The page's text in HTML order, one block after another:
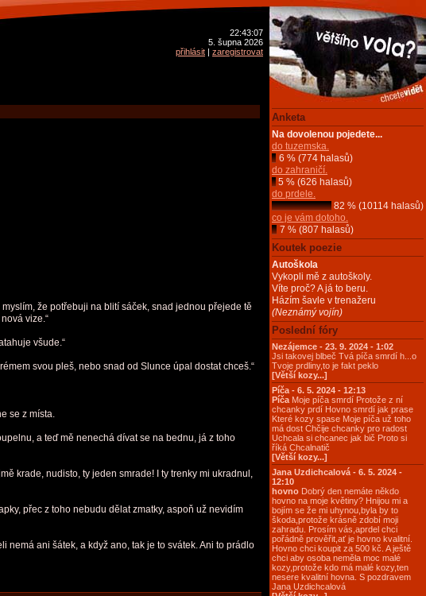
22:43:07
5. šupna 2026
přihlásit | zaregistrovat
že potřebuji na blití sáček, snad jednou přejede tě
vize.“
všude.“
svou pleš, nebo snad od Slunce úpal dostat chceš.“
se z místa.
a teď mě nenechá dívat se na bednu, já z toho
krade, nudisto, ty jeden smrade! I ty trenky mi ukradnul,
přec z toho nebudu dělat zmatky, aspoň už nevidím
ani šátek, a když ano, tak je to svátek. Ani to prádlo
Anketa
Na dovolenou pojedete...
do tuzemska.
6 % (774 halasů)
do zahraničí.
5 % (626 halasů)
do prdele.
82 % (10114 halasů)
co je vám dotoho.
7 % (807 halasů)
Koutek poezie
Autoškola
Vykopli mě z autoškoly.
Víte proč? A já to beru.
Házím šavle v trenažeru
(Neznámý vojín)
Poslední fóry
Nezájemce - 23. 9. 2024 - 1:02
Jsi takovej blbeč Tvá píča smrdí h...o
Tvoje prdliny,to je fakt peklo
[Větší kozy...]
Píča - 6. 5. 2024 - 12:13
Píča Moje píča smrdí Protože z ní
chcanky prdí Hovno smrdí jak prase
Které kozy spase Moje píča už toho
má dost Chčije chcanky pro radost
Uchcala si chcanec jak bič Proto si
říká Chcalnatič
[Větší kozy...]
Jana Uzdichcalová - 6. 5. 2024 -
12:10
hovno Dobrý den nemáte někdo
hovno na moje květiny? Hnijou mi a
bojím se že mi uhynou,byla by to
škoda,protože krásně zdobí moji
zahradu. Prosím vás,aprdel chci
pořádně prověřit,ať je hovno kvalitní.
Hovno chci koupit za 500 kč. A ještě
chci aby osoba neměla moc malé
kozy,protože kdo má malé kozy,ten
nesere kvalitní hovna. S pozdravem
Jana Uzdichcalová